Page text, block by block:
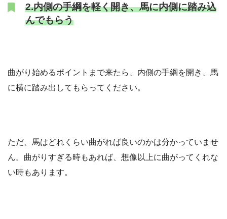
2.内側の手綱を軽く開き、馬に内側に踏み込
んでもらう
曲がり始めるポイントまで来たら、内側の手綱を開き、馬
に横に踏み出してもらってください。
ただ、馬はどれくらい曲がれば良いのかは分かっていませ
ん。曲がりすぎる時もあれば、想像以上に曲がってくれな
い時もあります。